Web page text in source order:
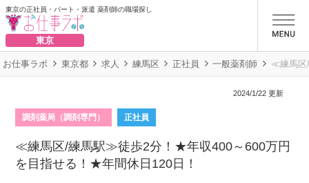
東京の正社員・パート・派遣 薬剤師の職場探し
東京
お仕事ラボ 東京都 求人 練馬区 正社員 一般薬剤師 ≪練馬区
2024/1/22 更新
調剤薬局（調剤専門） 正社員
≪練馬区/練馬駅≫徒歩2分！★年収400～600万円
を目指せる！★年間休日120日！